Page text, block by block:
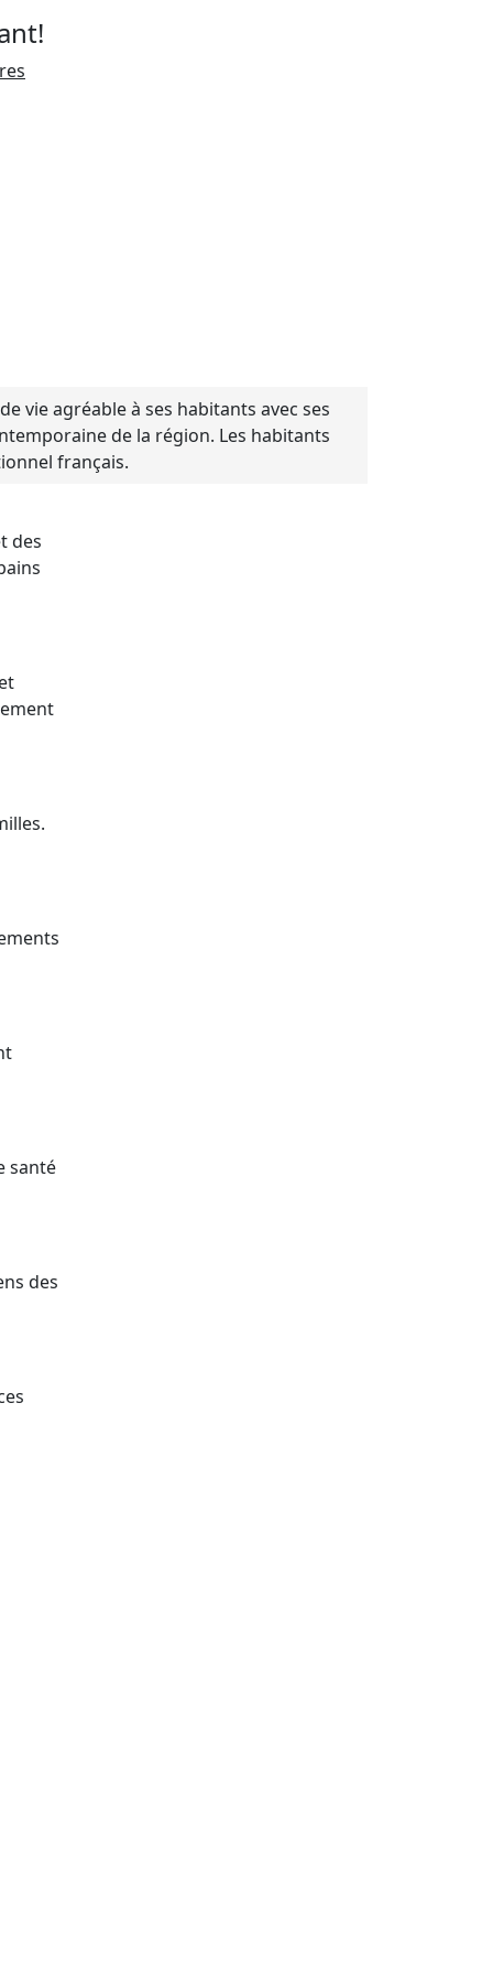
vie agréable à ses habitants avec ses
de la région. Les habitants
français.
des
santé
des